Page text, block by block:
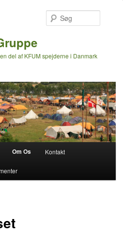
del af KFUM spejderne i Danmark
Om Os Kontakt